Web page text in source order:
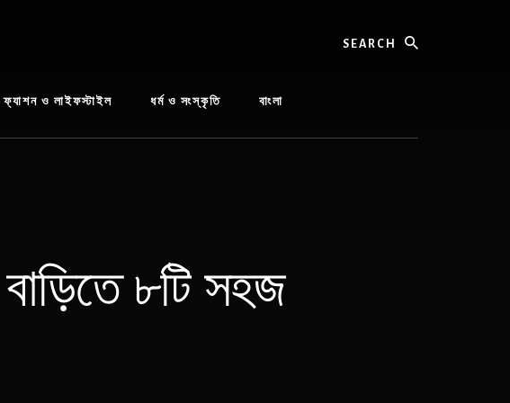
ফ্যাশন ও লাইফস্টাইল ধর্ম ও সংস্কৃতি বাংলা
৮টি সহজ